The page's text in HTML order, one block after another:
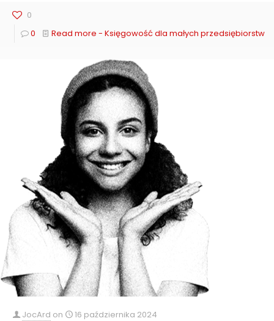
0
0
Read more - Księgowość dla małych przedsiębiorstw
JocArd on 16 października 2024